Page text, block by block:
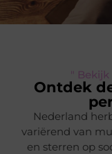
"
Ontdek
Nederland
variërend van
en sterren op